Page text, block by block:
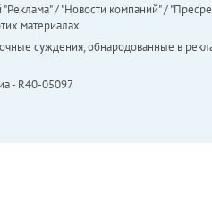
/ "Новости компаний" /
материалах.
суждения, обнародованные в
- R40-05097